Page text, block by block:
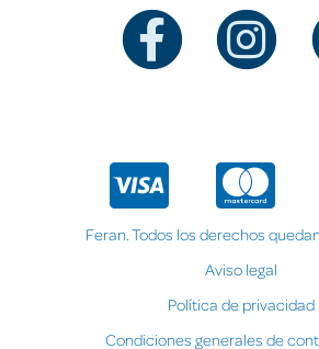
Feran. Todos los derechos
Aviso legal
Política de privacidad
Condiciones generales de